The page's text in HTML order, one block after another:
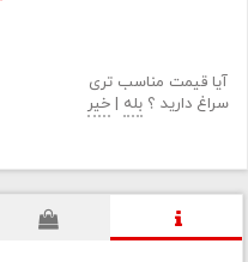
آیا قیمت مناسب تری
سراغ دارید ؟ بله | خیر